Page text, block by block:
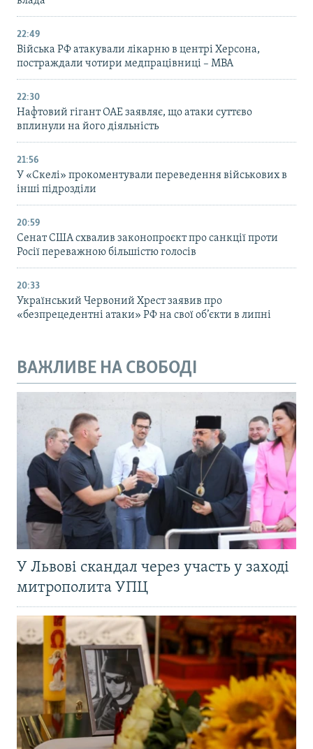
22:49
Війська РФ атакували лікарню в центрі Херсона,
постраждали чотири медпрацівниці – МВА
22:30
Нафтовий гігант ОАЕ заявляє, що атаки суттєво
вплинули на його діяльність
21:56
У «Скелі» прокоментували переведення військових в
інші підрозділи
20:59
Cенат США схвалив законопроєкт про санкції проти
Росії переважною більшістю голосів
20:33
Український Червоний Хрест заявив про
«безпрецедентні атаки» РФ на свої об’єкти в липні
ВАЖЛИВЕ НА СВОБОДІ
У Львові скандал через участь у заході
митрополита УПЦ